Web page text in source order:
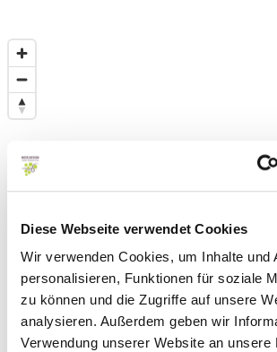
Diese Webseite verwendet Cookies
Wir verwenden Cookies, um Inhalte und
personalisieren, Funktionen für soziale
zu können und die Zugriffe auf unsere
analysieren. Außerdem geben wir
Verwendung unserer Website an unsere